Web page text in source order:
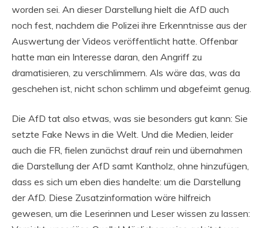
worden sei. An dieser Darstellung hielt die AfD auch
noch fest, nachdem die Polizei ihre Erkenntnisse aus der
Auswertung der Videos veröffentlicht hatte. Offenbar
hatte man ein Interesse daran, den Angriff zu
dramatisieren, zu verschlimmern. Als wäre das, was da
geschehen ist, nicht schon schlimm und abgefeimt genug.
Die AfD tat also etwas, was sie besonders gut kann: Sie
setzte Fake News in die Welt. Und die Medien, leider
auch die FR, fielen zunächst drauf rein und übernahmen
die Darstellung der AfD samt Kantholz, ohne hinzufügen,
dass es sich um eben dies handelte: um die Darstellung
der AfD. Diese Zusatzinformation wäre hilfreich
gewesen, um die Leserinnen und Leser wissen zu lassen: